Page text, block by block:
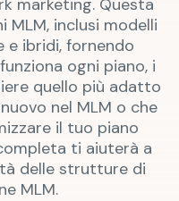
marketing. Questa
MLM, inclusi modelli
e ibridi, fornendo
ogni piano, i
quello più adatto
nel MLM o che
il tuo piano
ti aiuterà a
delle strutture di
MLM.